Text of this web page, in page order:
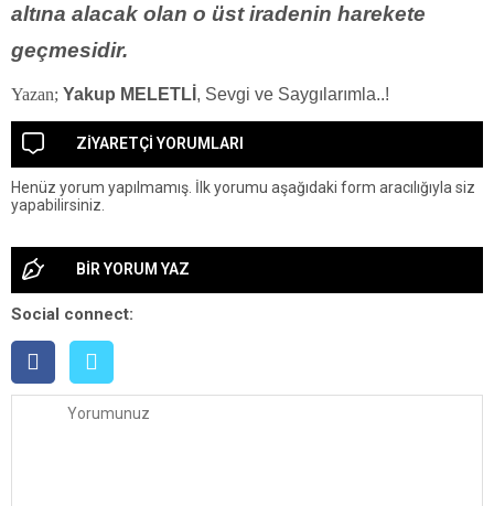
altına alacak olan o üst iradenin harekete
geçmesidir.
Yazan; Yakup MELETLİ , Sevgi ve Saygılarımla..!
ZİYARETÇİ YORUMLARI
Henüz yorum yapılmamış. İlk yorumu aşağıdaki form aracılığıyla siz
yapabilirsiniz.
BİR YORUM YAZ
Social connect: